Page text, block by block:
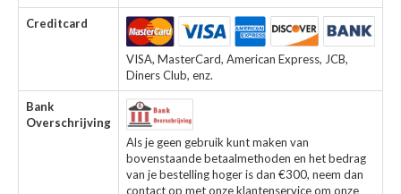
Creditcard
VISA, MasterCard, American Express, JCB,
Diners Club, enz.
Bank
Overschrijving
Als je geen gebruik kunt maken van
bovenstaande betaalmethoden en het bedrag
van je bestelling hoger is dan €300, neem dan
contact op met onze klantenservice om onze